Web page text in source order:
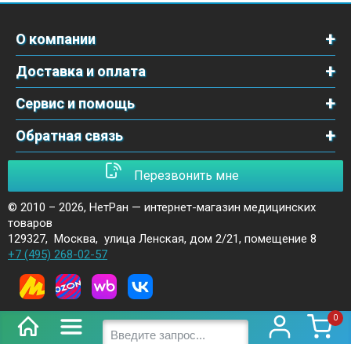
0
О компании
Доставка и оплата
Сервис и помощь
Обратная связь
Перезвонить мне
© 2010 – 2026, НетРан — интернет-магазин медицинских
товаров
129327, Москва, улица Ленская, дом 2/21, помещение 8
+7 (495) 268-02-57